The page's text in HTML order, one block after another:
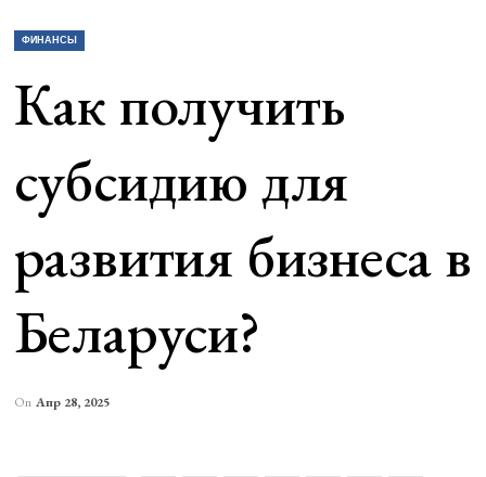
ФИНАНСЫ
Как получить
субсидию для
развития бизнеса в
Беларуси?
On Апр 28, 2025